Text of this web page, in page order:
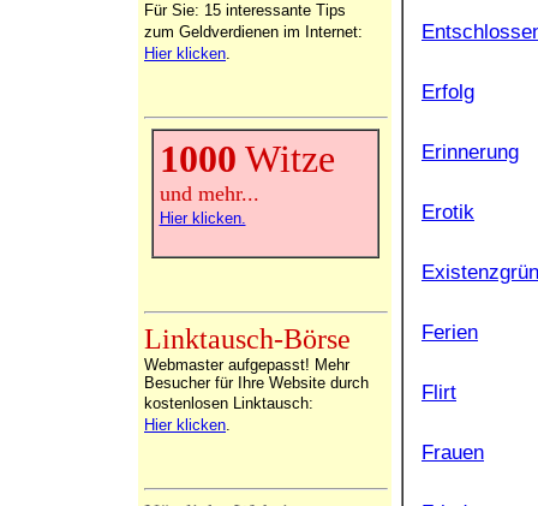
Für Sie: 15 interessante Tips
zum Geldverdienen im Internet:
Hier klicken.
1000 Witze
und mehr...
Hier klicken.
Linktausch-Börse
Webmaster aufgepasst! Mehr
Besucher für Ihre Website durch
kostenlosen Linktausch:
Hier klicken.
Erfolg
Erinnerung
Erotik
Ferien
Flirt
Frauen